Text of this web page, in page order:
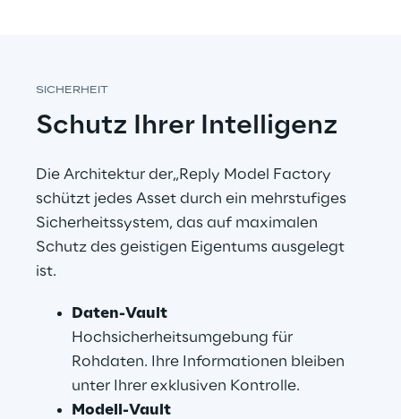
SICHERHEIT
Schutz Ihrer Intelligenz
Die Architektur der„Reply Model Factory
schützt jedes Asset durch ein mehrstufiges
Sicherheitssystem, das auf maximalen
Schutz des geistigen Eigentums ausgelegt
ist.
Daten-Vault
Hochsicherheitsumgebung für
Rohdaten. Ihre Informationen bleiben
unter Ihrer exklusiven Kontrolle.
Modell-Vault